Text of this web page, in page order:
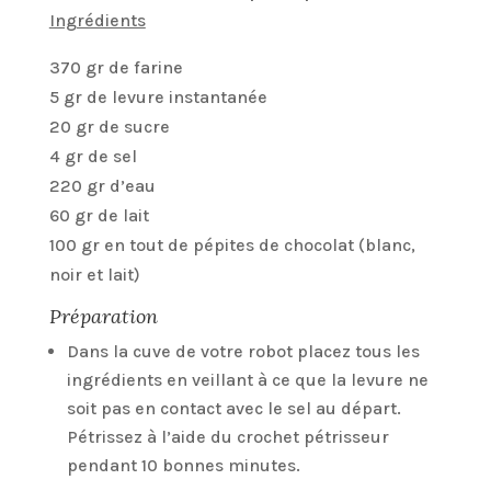
Ingrédients
370 gr de farine
5 gr de levure instantanée
20 gr de sucre
4 gr de sel
220 gr d’eau
60 gr de lait
100 gr en tout de pépites de chocolat (blanc,
noir et lait)
Préparation
Dans la cuve de votre robot placez tous les
ingrédients en veillant à ce que la levure ne
soit pas en contact avec le sel au départ.
Pétrissez à l’aide du crochet pétrisseur
pendant 10 bonnes minutes.